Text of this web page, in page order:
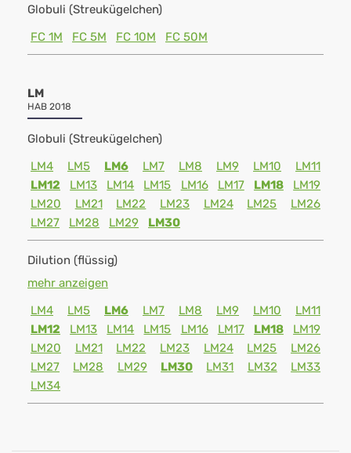
Globuli (Streukügelchen)
FC 1M
FC 5M FC 10M FC 50M
LM
HAB 2018
Globuli (Streukügelchen)
LM4
LM5 LM6 LM7 LM8 LM9 LM10
LM11
LM12
LM13 LM14 LM15 LM16 LM17 LM18
LM19
LM20
LM21 LM22 LM23 LM24 LM25
LM26
LM27
LM28 LM29 LM30
Dilution (flüssig)
mehr anzeigen
LM4
LM5 LM6 LM7 LM8 LM9 LM10
LM11
LM12
LM13 LM14 LM15 LM16 LM17 LM18
LM19
LM20
LM21 LM22 LM23 LM24 LM25
LM26
LM27
LM28 LM29 LM30 LM31 LM32
LM33
LM34